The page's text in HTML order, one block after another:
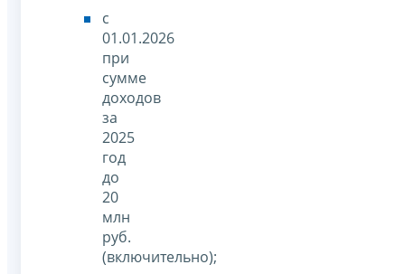
с
01.01.2026
при
сумме
доходов
за
2025
год
до
20
млн
руб.
(включительно);